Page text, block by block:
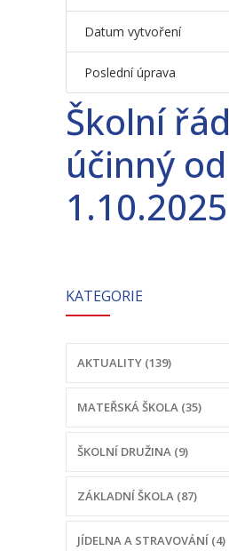
-- Učitelé MŠ
-- Organizace školního
-- Zápis dětí do MŠ
-- Nadstandardní činnosti
-- Školní řád MŠ
-- Školní vzdělávací
-- Fotogalerie ŠD
Jídelna
-- Jídelníček
Datum vytvoření
Poslední úprava
Školní
účinný od
1.10.2025
KATEGORIE
AKTUALITY (139)
MATEŘSKÁ ŠKOLA (35)
ŠKOLNÍ DRUŽINA (9)
ZÁKLADNÍ ŠKOLA (87)
JÍDELNA A STRAVOVÁNÍ (4)